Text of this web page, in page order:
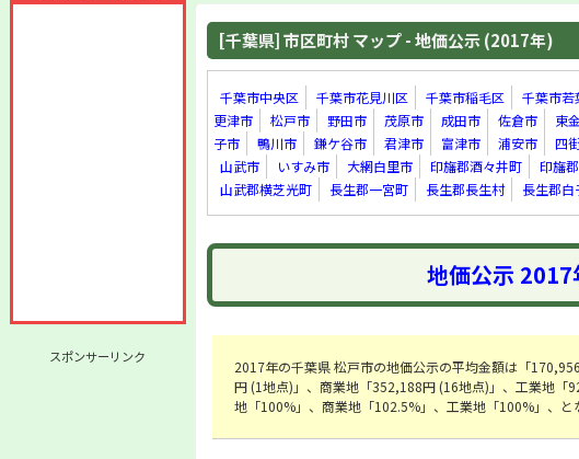
スポンサーリンク
[千葉県] 市区町村 マップ - 地価公示 (2017年)
千葉市中央区 千葉市花見川区 千葉市稲毛区 千葉市若
更津市
松戸市 野田市 茂原市 成田市 佐倉市 東
子市
鴨川市 鎌ケ谷市 君津市 富津市 浦安市 四
山武市
いすみ市 大網白里市 印旛郡酒々井町 印旛
山武郡横芝光町
長生郡一宮町 長生郡長生村 長生郡白
地価公示 2017
2017年の千葉県 松戸市の地価公示の平均金額は「
円 (1地点)」、商業地「352,188円 (16地点)」、工業地「
地「100%」、商業地「102.5%」、工業地「100%」、と